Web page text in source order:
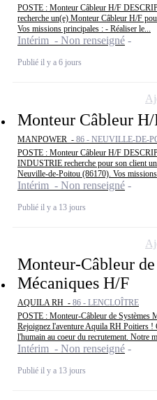
POSTE : Monteur Câbleur H/F
recherche un(e) Monteur Câbleur H/F
Vos missions principales : - Réaliser le...
Intérim - Non renseigné
Publié il y a 6 jours
Monteur Câbleur H/
MANPOWER - 86 - NEUVILLE-DE-
POSTE : Monteur Câbleur H/F
INDUSTRIE recherche pour son client
Neuville-de-Poitou (86170). Vos missions
Intérim - Non renseigné
Publié il y a 13 jours
Monteur-Câbleur de
Mécaniques H/F
AQUILA RH - 86 - LENCLOÎTRE
POSTE : Monteur-Câbleur de Systèmes
Rejoignez l'aventure Aquila RH Poitiers
l'humain au coeur du recrutement. Notre
Intérim - Non renseigné
Publié il y a 13 jours